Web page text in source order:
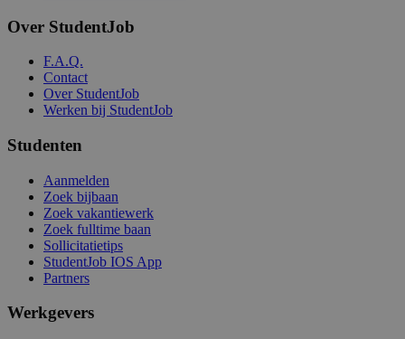
Over StudentJob
F.A.Q.
Contact
Over StudentJob
Werken bij StudentJob
Studenten
Aanmelden
Zoek bijbaan
Zoek vakantiewerk
Zoek fulltime baan
Sollicitatietips
StudentJob IOS App
Partners
Werkgevers